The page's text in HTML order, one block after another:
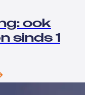
ook
sinds 1